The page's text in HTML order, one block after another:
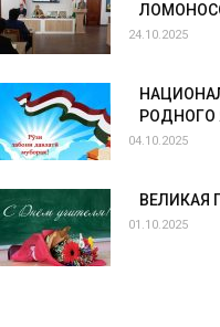
24.10.2025
РОДНОГО
04.10.2025
ВЕЛИКАЯ
01.10.2025